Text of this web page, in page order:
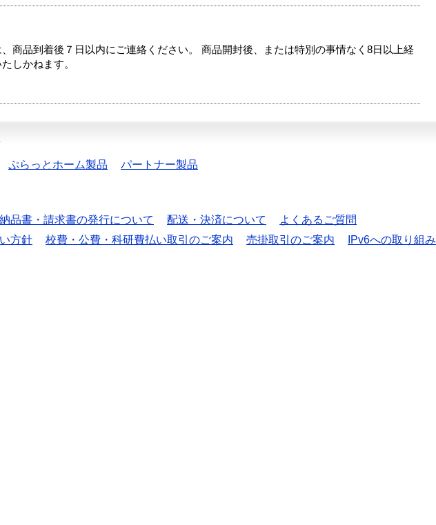
商品到着後７日以内にご連絡ください。 商品開封後、または特別の事情なく8日以上経
しかねます。
ぷらっとホーム製品 パートナー製品
品書・請求書の発行について 配送・決済について
よくあるご質問
方針 校費・公費・科研費払い取引のご案内 売掛取引のご案内
IPv6への取り組み